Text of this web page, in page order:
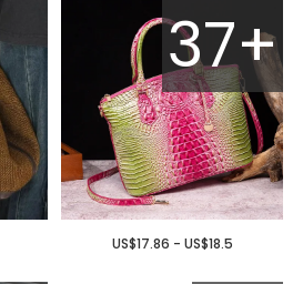
37+
US$17.86 - US$18.5